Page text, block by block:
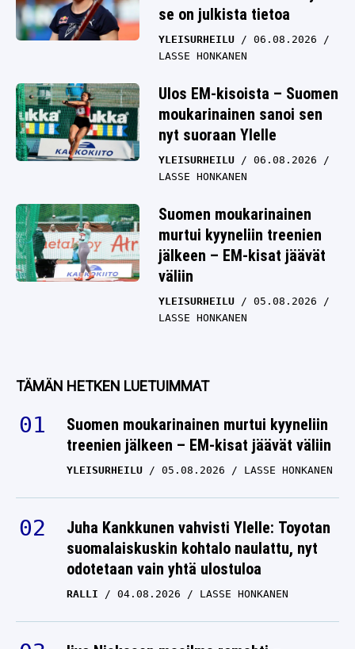
se on julkista tietoa
YLEISURHEILU
06.08.2026
LASSE HONKANEN
Ulos EM-kisoista – Suomen
moukarinainen sanoi sen
nyt suoraan Ylelle
YLEISURHEILU
06.08.2026
LASSE HONKANEN
Suomen moukarinainen
murtui kyyneliin treenien
jälkeen – EM-kisat jäävät
väliin
YLEISURHEILU
05.08.2026
LASSE HONKANEN
TÄMÄN HETKEN LUETUIMMAT
Suomen moukarinainen murtui kyyneliin
treenien jälkeen – EM-kisat jäävät väliin
YLEISURHEILU 05.08.2026 LASSE HONKANEN
Juha Kankkunen vahvisti Ylelle: Toyotan
suomalaiskuskin kohtalo naulattu, nyt
odotetaan vain yhtä ulostuloa
RALLI 04.08.2026 LASSE HONKANEN